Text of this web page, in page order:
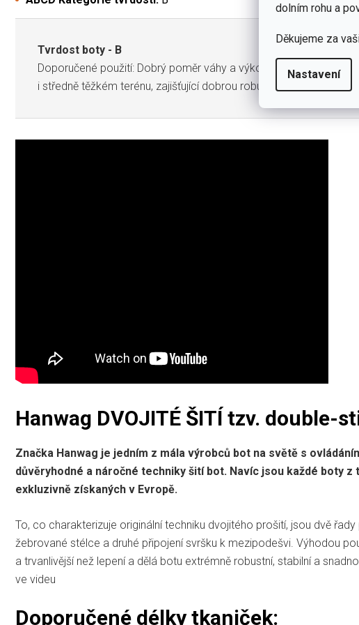
dolním rohu a
Děkujeme za
Nastavení
Tvrdost boty - B
Doporučené použití: Dobrý poměr váhy a výkonu, umožňující
i středně těžkém terénu, zajišťující dobrou robustnost fixaci kotníku.
Hanwag DVOJITÉ ŠITÍ tzv. double-
Značka Hanwag je jedním z mála výrobců bot na světě s
důvěryhodné a náročné techniky šití bot. Navíc jsou každé boty
exkluzivně získaných v Evropě.
To, co charakterizuje originální techniku ​​dvojitého prošití, jsou dvě
žebrované stélce a druhé připojení svršku k mezipodešvi. Výhodou
a trvanlivější než lepení a dělá botu extrémně robustní, stabilní a
ve videu
Doporučené délky tkaniček: